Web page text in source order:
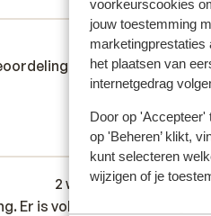
voorkeurscookies
jouw toestemming
marketingprestaties
het plaatsen van
internetgedrag
Door op 'Accepteer'
op 'Beheren’ klikt,
kunt selecteren
wijzigen of je
die hun ervaring
2 weken geleden
Er is voldoende
Er is voldoende